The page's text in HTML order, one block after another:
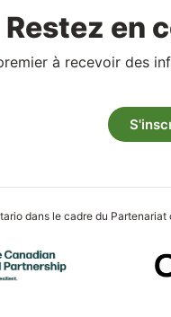
Restez en
à recevoir des
dans le cadre du